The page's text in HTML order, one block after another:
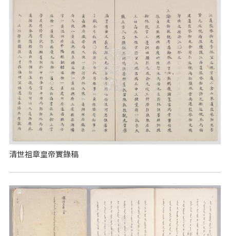
清世祖章皇帝實錄稿